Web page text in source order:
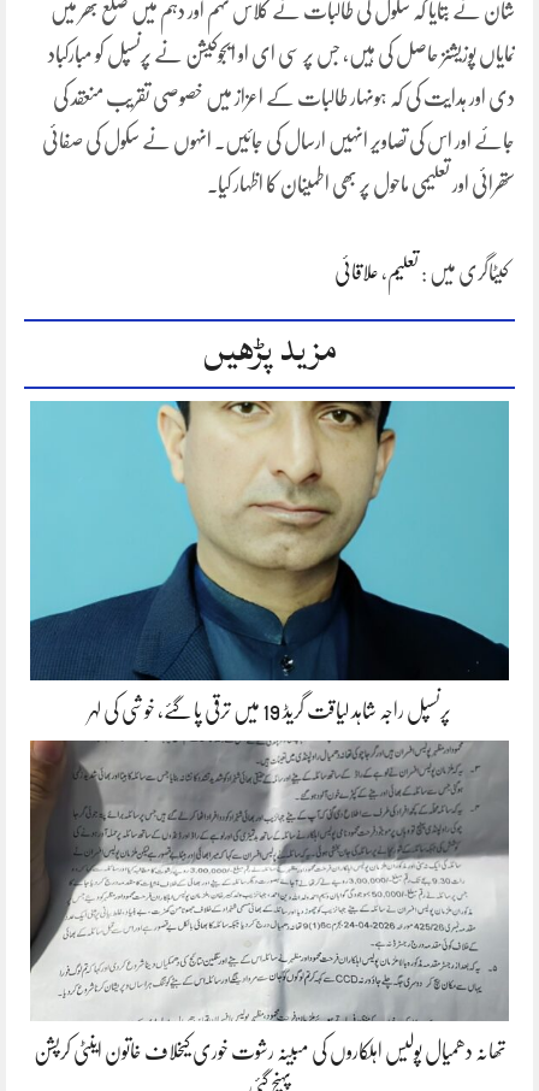
شان نے بتایا کہ سکول کی طالبات نے کلاس نہم اور دہم میں ضلع بھر میں
نمایاں پوزیشنز حاصل کی ہیں، جس پر سی ای او ایجوکیشن نے پرنسپل کو مبارکباد
دی اور ہدایت کی کہ ہونہار طالبات کے اعزاز میں خصوصی تقریب منعقد کی
جائے اور اس کی تصاویر انہیں ارسال کی جائیں۔ انہوں نے سکول کی صفائی
ستھرائی اور تعلیمی ماحول پر بھی اطمینان کا اظہار کیا۔
کیٹاگری میں : تعلیم ، علاقائی
مزید پڑھیں
پرنسپل راجہ شاہد لیاقت گریڈ 19 میں ترقی پا گئے، خوشی کی لہر
تھانہ دھمیال پولیس اہلکاروں کی مبینہ رشوت خوری کیخلاف خاتون اینٹی کرپشن
پہنچ گئی